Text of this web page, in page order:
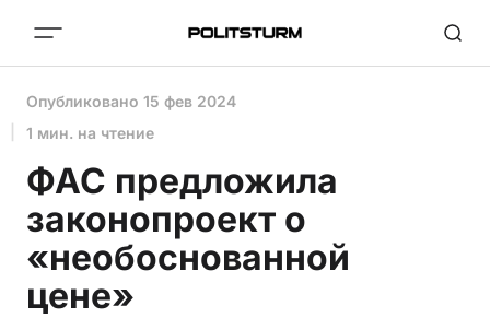
Опубликовано 15 фев 2024
1 мин. на чтение
ФАС предложила
законопроект о
«необоснованной
цене»